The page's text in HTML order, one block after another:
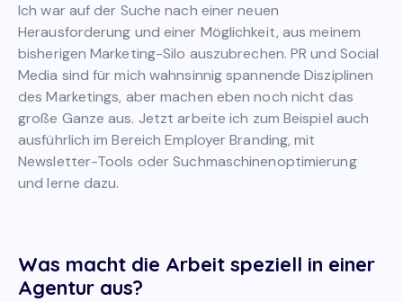
Ich war auf der Suche nach einer neuen
Herausforderung und einer Möglichkeit, aus meinem
bisherigen Marketing-Silo auszubrechen. PR und Social
Media sind für mich wahnsinnig spannende Disziplinen
des Marketings, aber machen eben noch nicht das
große Ganze aus. Jetzt arbeite ich zum Beispiel auch
ausführlich im Bereich Employer Branding, mit
Newsletter-Tools oder Suchmaschinenoptimierung
und lerne dazu.
Was macht die Arbeit speziell in einer
Agentur aus?